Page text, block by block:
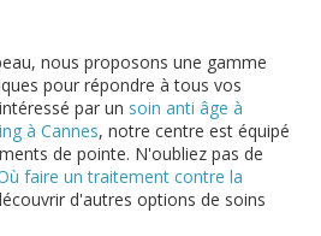
nous proposons une gamme
pour répondre à tous vos
par un soin anti âge à
à Cannes, notre centre est équipé
de pointe. N'oubliez pas de
faire un traitement contre la
d'autres options de soins